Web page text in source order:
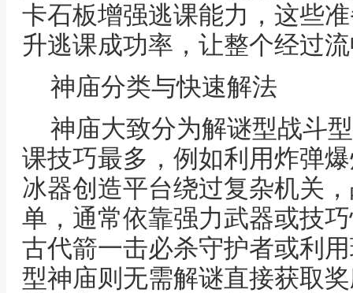
卡石板增强逃课能力，这些
升逃课成功率，让整个经过
神庙分类与快速解法
神庙大致分为解谜型战斗
课技巧最多，例如利用炸弹
冰器创造平台绕过复杂机关
单，通常依靠强力武器或技
古代箭一击必杀守护者或利
型神庙则无需解谜直接获取